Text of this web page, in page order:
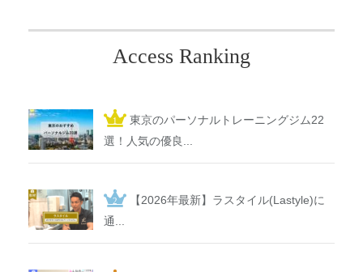
Access Ranking
東京のパーソナルトレーニングジム22
選！人気の優良...
【2026年最新】ラスタイル(Lastyle)に
通...